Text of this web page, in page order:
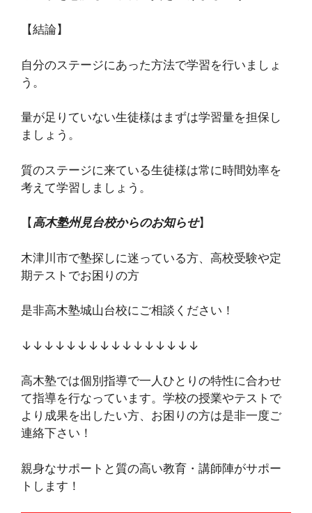
【結論】
自分のステージにあった方法で学習を行いましょ
う。
量が足りていない生徒様はまずは学習量を担保し
ましょう。
質のステージに来ている生徒様は常に時間効率を
考えて学習しましょう。
【 高木塾州見台校からのお知らせ】
木津川市で塾探しに迷っている方、高校受験や定
期テストでお困りの方
是非高木塾城山台校にご相談ください！
↓↓↓↓↓↓↓↓↓↓↓↓↓↓↓↓
高木塾では個別指導で一人ひとりの特性に合わせ
て指導を行なっています。学校の授業やテストで
より成果を出したい方、お困りの方は是非一度ご
連絡下さい！
親身なサポートと質の高い教育・講師陣がサポー
トします！